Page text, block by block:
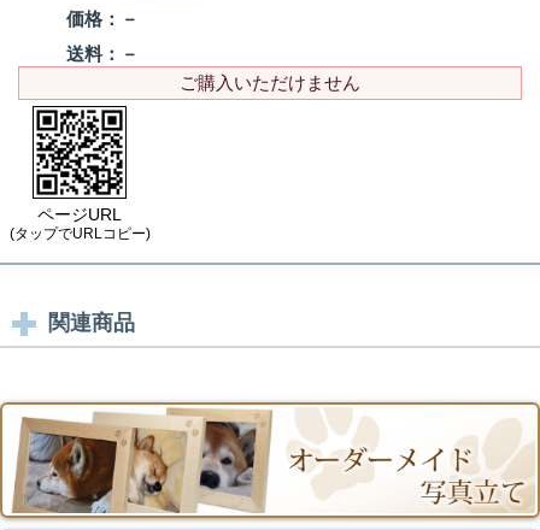
価格： －
送料： －
ご購入いただけません
ページURL
(タップでURLコピー)
関連商品